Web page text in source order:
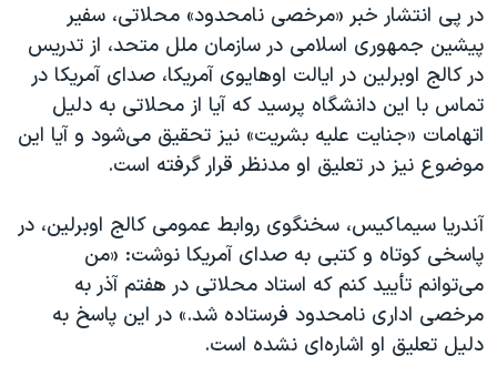
دادگاه حمید نوری
چهل سال گروگان‌گیری
قانون شفافیت دارائی کادر رهبری ایران
اعتراضات مردمی آبان ۹۸
اسرائیل در جنگ
نرگس محمدی برنده جایزه نوبل صلح
همایش محافظه‌کاران آمریکا «سی‌پک»
صفحه‌های ویژه
سفر پرزیدنت ترامپ به چین
در پی انتشار خبر «مرخصی نامحدود» محلاتی، سفیر
پیشین جمهوری اسلامی در سازمان ملل متحد، از تدریس
در کالج اوبرلین در ایالت اوهایوی آمریکا، صدای آمریکا در
تماس با این دانشگاه پرسید که آیا از محلاتی به دلیل
اتهامات «جنایت علیه بشریت» نیز تحقیق می‌شود و آیا این
موضوع نیز در تعلیق او مدنظر قرار گرفته است.
آندریا سیماکیس، سخنگوی روابط عمومی کالج اوبرلین، در
پاسخی کوتاه و کتبی به صدای آمریکا نوشت: «من
می‌توانم تأیید کنم که استاد محلاتی در هفتم آذر به
مرخصی اداری نامحدود فرستاده شد.» در این پاسخ به
دلیل تعلیق او اشاره‌ای نشده است.